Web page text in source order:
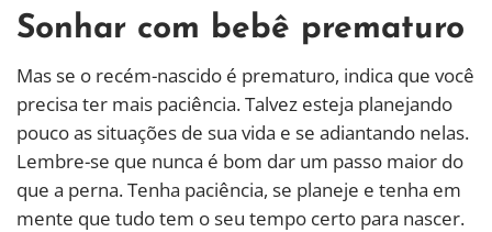
Sonhar com bebê prematuro
Mas se o recém-nascido é prematuro, indica que você
precisa ter mais paciência. Talvez esteja planejando
pouco as situações de sua vida e se adiantando nelas.
Lembre-se que nunca é bom dar um passo maior do
que a perna. Tenha paciência, se planeje e tenha em
mente que tudo tem o seu tempo certo para nascer.